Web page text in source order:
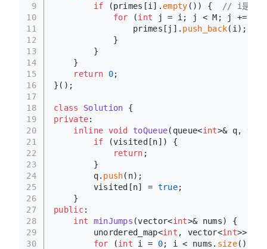
9
10
11
12
13
14
15
16
17
18
19
20
21
22
23
24
25
26
27
28
29
30
if (primes[i]. empty ()) {
// i是质
for (int j = i; j < M; j += i)
                primes[j].
push_back(i);
            }
        }
    }
return
0;
}();
class Solution {
private:
inline void toQueue(queue<int>& q,
if (visited[n]) {
return ;
        }
        q.
push(n);
        visited[n] =
true;
    }
public:
int
minJumps (vector<int>& nums)
{
        unordered_map<
int , vector<int>>
for (int i = 0; i < nums. size();